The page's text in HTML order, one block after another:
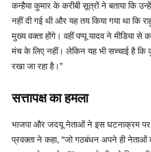
कन्हैया कुमार के करीबी सूत्रों ने बताया कि
नहीं दी गई थी और यह तय किया गया था कि
मुख्य वक्ता होंगे। वहीं पप्पू यादव ने मीडिया से
मंच के लिए नहीं। लेकिन यह भी सच्चाई है
रखा जा रहा है।”
सत्तापक्ष का हमला
भाजपा और जदयू नेताओं ने इस घटनाक्रम पर
प्रवक्ता ने कहा, “जो गठबंधन अपने ही नेताओं